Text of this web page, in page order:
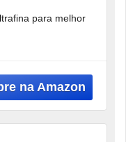
para melhor